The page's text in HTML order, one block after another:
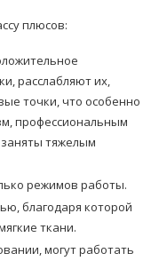
плюсов:
расслабляют их,
точки, что особенно
профессиональным
тяжелым
режимов работы.
благодаря которой
ткани.
могут работать